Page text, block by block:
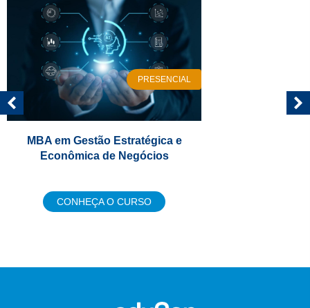
PRESENCIAL
MBA em Gestão Estratégica e
Econômica de Negócios
CONHEÇA O CURSO